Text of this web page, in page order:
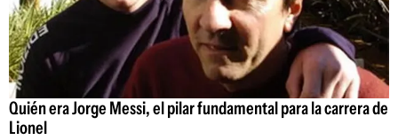
Quién era Jorge Messi, el pilar fundamental para la carrera de
Lionel